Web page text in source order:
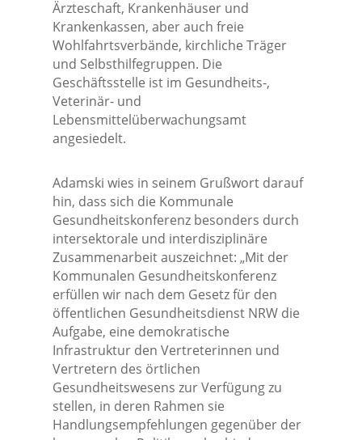
Ärzteschaft, Krankenhäuser und
Krankenkassen, aber auch freie
Wohlfahrtsverbände, kirchliche Träger
und Selbsthilfegruppen. Die
Geschäftsstelle ist im Gesundheits-,
Veterinär- und
Lebensmittelüberwachungsamt
angesiedelt.
Adamski wies in seinem Grußwort darauf
hin, dass sich die Kommunale
Gesundheitskonferenz besonders durch
intersektorale und interdisziplinäre
Zusammenarbeit auszeichnet: „Mit der
Kommunalen Gesundheitskonferenz
erfüllen wir nach dem Gesetz für den
öffentlichen Gesundheitsdienst NRW die
Aufgabe, eine demokratische
Infrastruktur den Vertreterinnen und
Vertretern des örtlichen
Gesundheitswesens zur Verfügung zu
stellen, in deren Rahmen sie
Handlungsempfehlungen gegenüber der